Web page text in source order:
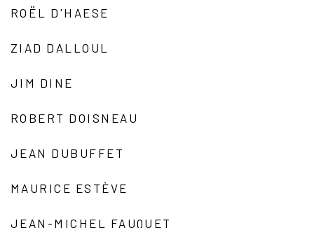
ROËL D'HAESE
ZIAD DALLOUL
JIM DINE
ROBERT DOISNEAU
JEAN DUBUFFET
MAURICE ESTÈVE
JEAN-MICHEL FAUQUET